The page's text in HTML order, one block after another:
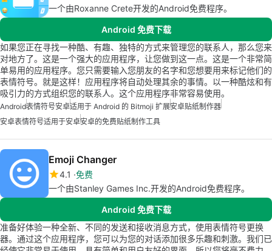
一个由Roxanne Crete开发的Android免费程序。
Android 免费下载
如果您正在寻找一种酷、有趣、独特的方式来管理您的联系人，那么您来
对地方了。这是一个强大的应用程序，让您做到这一点。这是一个非常简
单易用的应用程序。您只需要输入您朋友的名字和您想要用来标记他们的
表情符号。就是这样！应用程序将自动处理其余的事情。以一种酷炫和有
吸引力的方式组织您的联系人。这个应用程序非常容易使用。
Android表情符号安卓适用于 Android 的 Bitmoji 扩展安卓贴纸制作器
安卓表情符号适用于安卓安卓的免费贴纸制作工具
Emoji Changer
4.1 免费
一个由Stanley Games Inc.开发的Android免费程序。
Android 免费下载
准备好体验一种全新、不同的发送和接收消息方式，使用表情符号更换
器。通过这个应用程序，您可以为您的对话添加很多乐趣和刺激。我们已